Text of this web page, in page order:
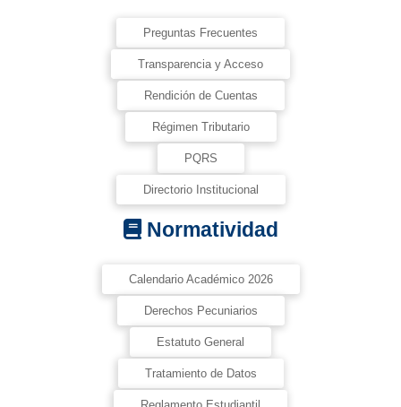
Preguntas Frecuentes
Transparencia y Acceso
Rendición de Cuentas
Régimen Tributario
PQRS
Directorio Institucional
Normatividad
Calendario Académico 2026
Derechos Pecuniarios
Estatuto General
Tratamiento de Datos